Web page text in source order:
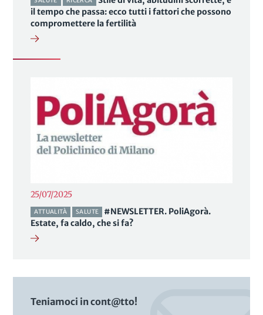
il tempo che passa: ecco tutti i fattori che possono
compromettere la fertilità
25/07/2025
ATTUALITÀ SALUTE
#NEWSLETTER. PoliAgorà.
Estate, fa caldo, che si fa?
Teniamoci in cont@tto!